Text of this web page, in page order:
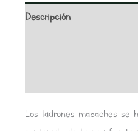
Descripción
Los ladrones mapaches se